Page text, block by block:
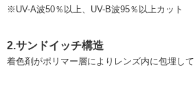
※UV-A波50％以上、UV-B波95％以上カット
2.サンドイッチ構造
着色剤がポリマー層によりレンズ内に包埋して